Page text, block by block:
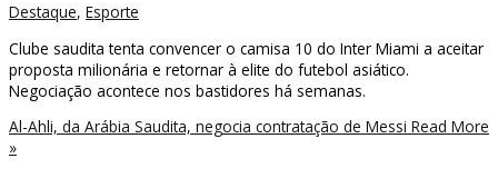
Destaque, Esporte
Clube saudita tenta convencer o camisa 10 do Inter Miami a aceitar
proposta milionária e retornar à elite do futebol asiático.
Negociação acontece nos bastidores há semanas.
Al-Ahli, da Arábia Saudita, negocia contratação de Messi Read More
»